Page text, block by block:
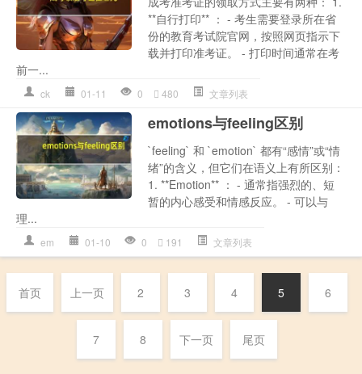
**自行打印** ： - 考生需要登录所在省
份的教育考试院官网，按照网页指示下
载并打印准考证。 - 打印时间通常在考
前一...
ck 01-11 0 480 文章列表
emotions与feeling区别
`feeling` 和 `emotion` 都有“感情”或“情
绪”的含义，但它们在语义上有所区别：
1. **Emotion** ： - 通常指强烈的、短
暂的内心感受和情感反应。 - 可以与
理...
em 01-10 0 191 文章列表
首页 上一页 2 3 4 5 6
7 8 下一页 尾页